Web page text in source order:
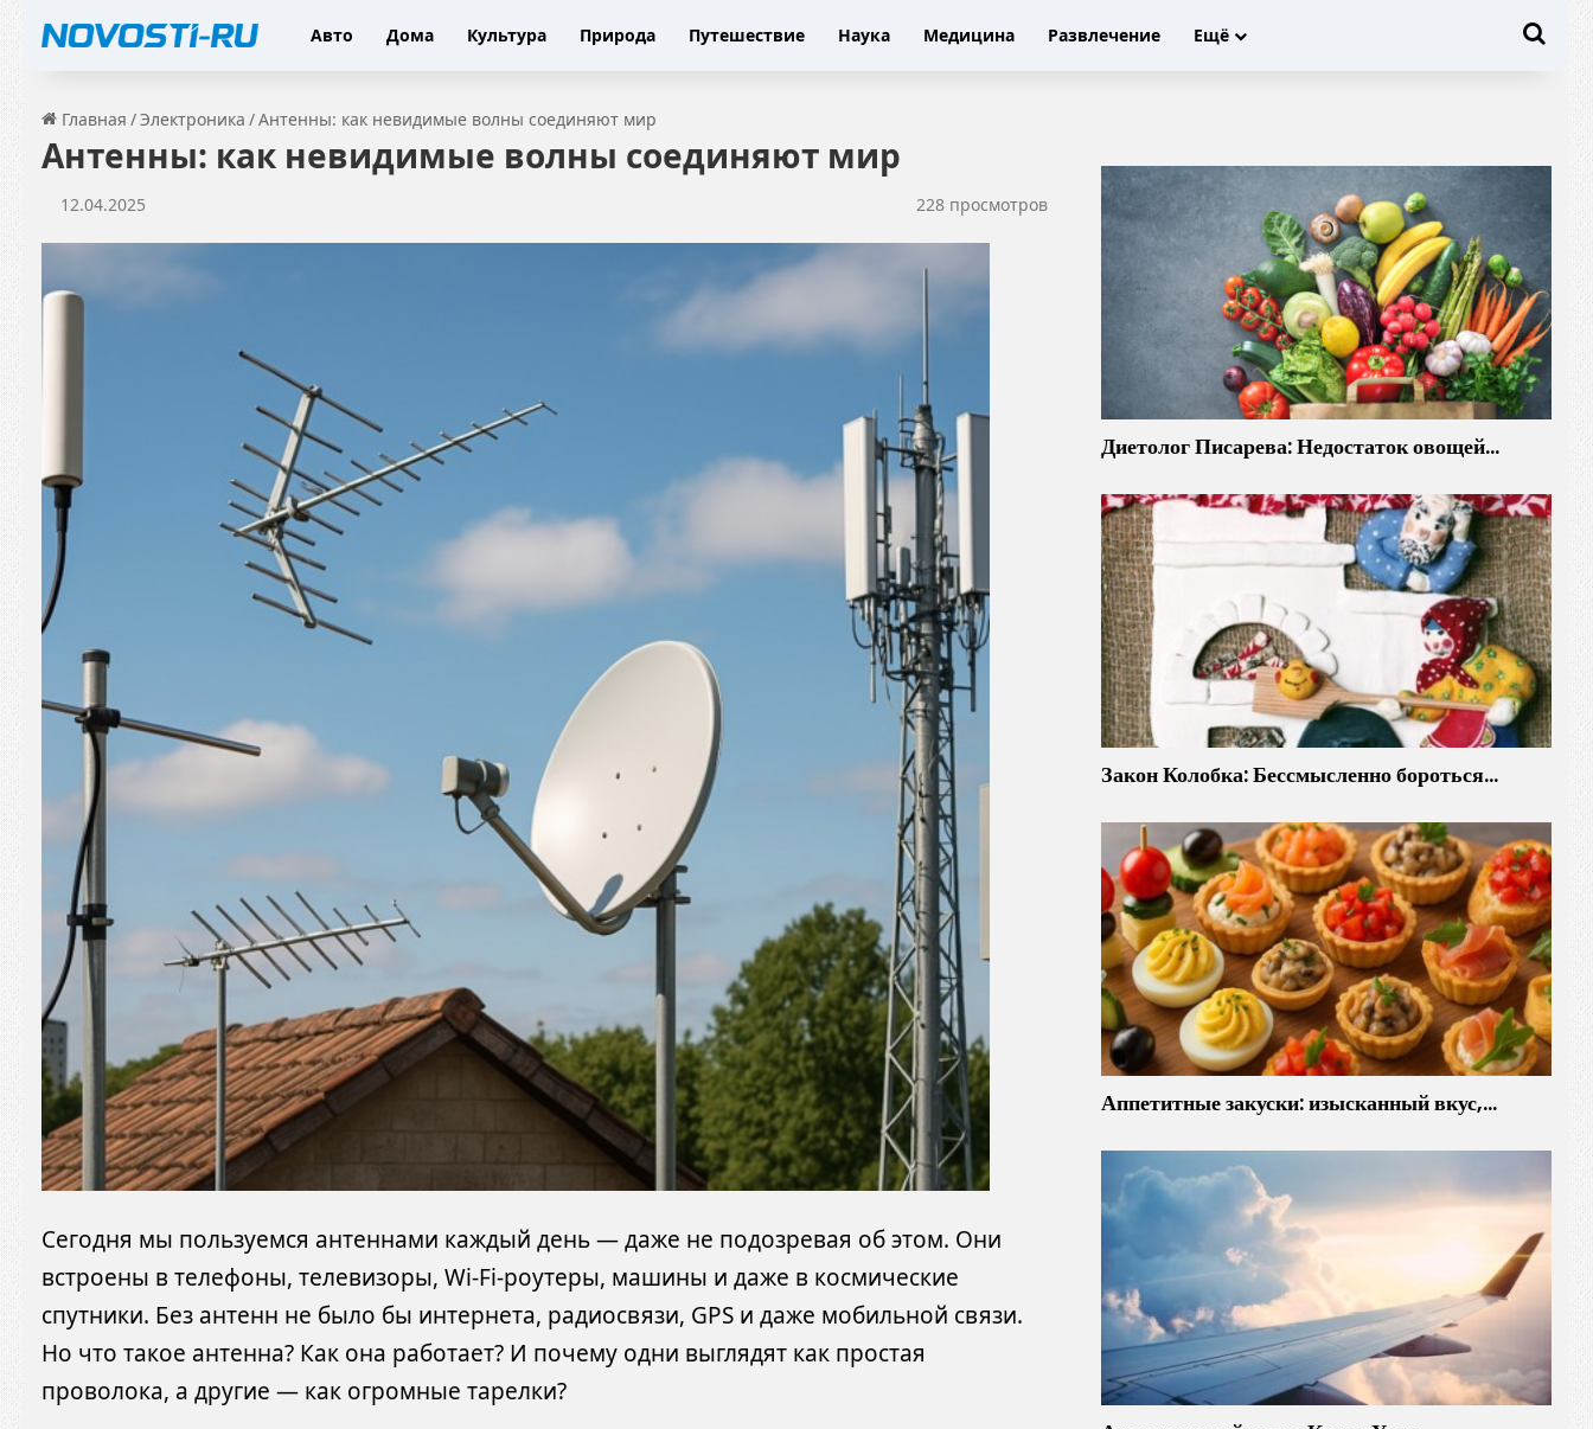
Авто Дома Культура Природа Путешествие Наука Медицина Развлечение Ещё
Главная /Электроника /Антенны: как невидимые волны соединяют мир
Антенны: как невидимые волны соединяют мир
12.04.2025 228 просмотров
Сегодня мы пользуемся антеннами каждый день — даже не подозревая об этом. Они
встроены в телефоны, телевизоры, Wi-Fi-роутеры, машины и даже в космические
спутники. Без антенн не было бы интернета, радиосвязи, GPS и даже мобильной связи.
Но что такое антенна? Как она работает? И почему одни выглядят как простая
проволока, а другие — как огромные тарелки?
Диетолог Писарева: Недостаток овощей…
Закон Колобка: Бессмысленно бороться…
Аппетитные закуски: изысканный вкус,…